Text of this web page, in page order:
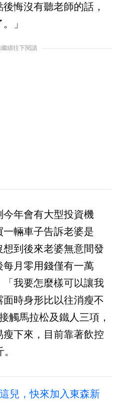
悔沒有聽老師的話，
」
繼續往下閱讀
年會有大型投資機
輛車子告訴老婆是
想到後來老婆無意間發
月零用錢僅有一萬
我要怎麼樣可以讓我
時身形比以往消瘦不
觸馬拉松及鐵人三項，
下來，目前靠著飲控
兒，快來加入東森新